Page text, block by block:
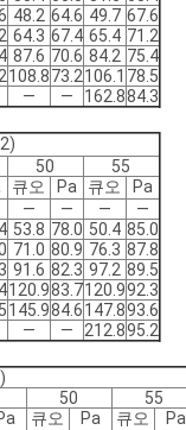
48.2 64.6 49.7 67.6
64.3 67.4 65.4 71.2
87.6 70.6 84.2 75.4
108.873.2106.1 78.5
― ― 162.884.3
50
55
큐오 Pa 큐오
Pa
― ― ―
―
53.8 78.0 50.4 85.0
71.0 80.9 76.3 87.8
91.6 82.3 97.2 89.5
120.983.7120.992.3
145.984.6147.893.6
― ― 212.895.2
50
55
큐오 Pa 큐오
Pa